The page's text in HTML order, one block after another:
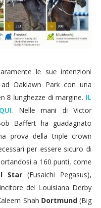
le sue intenzioni
Oaklawn Park con una
8 lunghezze di margine. IL
. Nelle mani di Victor
Baffert ha guadagnato
prova della triple crown
per essere sicuro di
a 160 punti, come
Star (Fusaichi Pegasus),
del Louisiana Derby
Shah Dortmund(Big